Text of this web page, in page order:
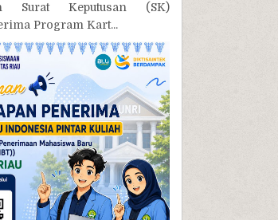
Surat Keputusan (SK)
Program Kart...